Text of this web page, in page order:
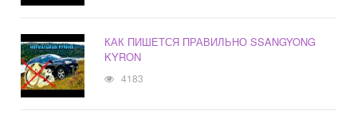
КАК ПИШЕТСЯ ПРАВИЛЬНО SSANGYONG
KYRON
4183